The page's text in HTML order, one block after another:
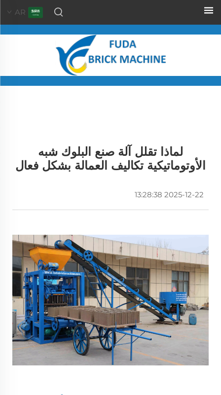
AR
لماذا تقلل آلة صنع البلوك شبه
الأوتوماتيكية تكاليف العمالة بشكل فعال
2025-12-22 13:28:38